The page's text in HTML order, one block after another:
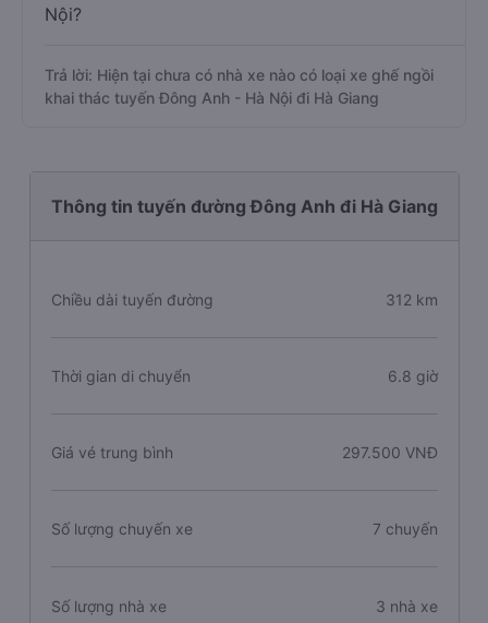
Nội?
Trả lời: Hiện tại chưa có nhà xe nào có loại xe ghế ngồi
khai thác tuyến Đông Anh - Hà Nội đi Hà Giang
Thông tin tuyến đường Đông Anh đi Hà Giang
Chiều dài tuyến đường 312 km
Thời gian di chuyển 6.8 giờ
Giá vé trung bình 297.500 VNĐ
Số lượng chuyến xe 7 chuyến
Số lượng nhà xe 3 nhà xe